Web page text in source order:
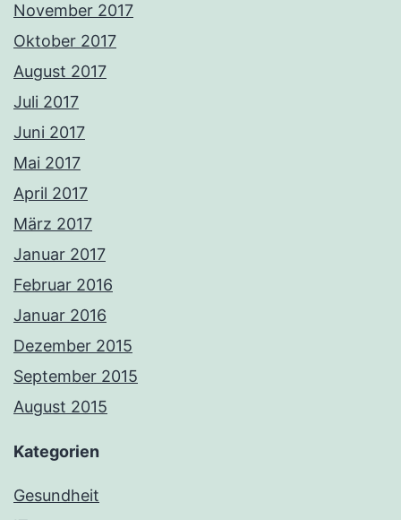
November 2017
Oktober 2017
August 2017
Juli 2017
Juni 2017
Mai 2017
April 2017
März 2017
Januar 2017
Februar 2016
Januar 2016
Dezember 2015
September 2015
August 2015
Kategorien
Gesundheit